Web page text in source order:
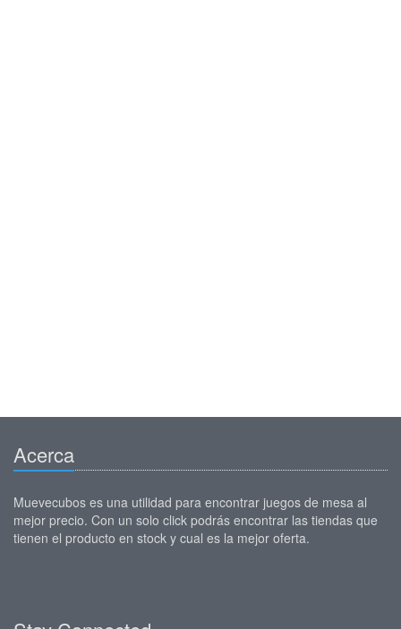
Acerca
Muevecubos es una utilidad para encontrar juegos de mesa al
mejor precio. Con un solo click podrás encontrar las tiendas que
tienen el producto en stock y cual es la mejor oferta.